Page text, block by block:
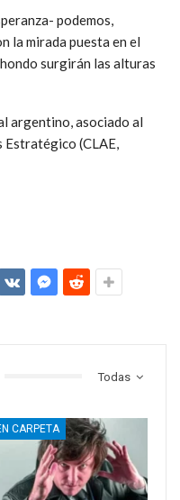
podemos,
la mirada puesta en el
surgirán las alturas
argentino, asociado al
(CLAE,
Todas
CARPETA